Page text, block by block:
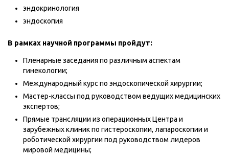
эндокринология
эндоскопия
В рамках научной программы пройдут:
Пленарные заседания по различным аспектам
гинекологии;
Международный курс по эндоскопической хирургии;
Мастер-классы под руководством ведущих медицинских
экспертов;
Прямые трансляции из операционных Центра и
зарубежных клиник по гистероскопии, лапароскопии и
роботической хирургии под руководством лидеров
мировой медицины;